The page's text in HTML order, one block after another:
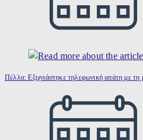
Πέλλα: Εξιχνιάστηκε τηλεφωνική απάτη με